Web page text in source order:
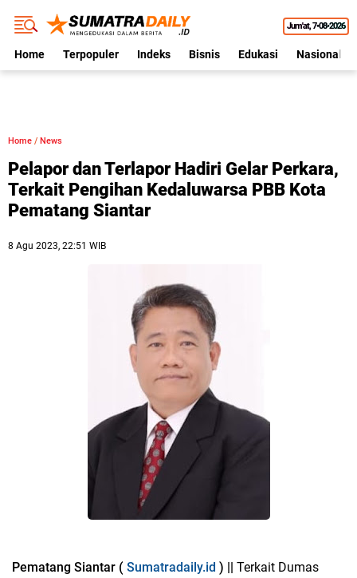
Jum'at 7•08•2026
Home Terpopuler Indeks Bisnis Edukasi Nasional
Home / News
Pelapor dan Terlapor Hadiri Gelar Perkara,
Terkait Pengihan Kedaluwarsa PBB Kota
Pematang Siantar
8 Agu 2023, 22:51 WIB
Pematang Siantar ( Sumatradaily.id ) || Terkait Dumas